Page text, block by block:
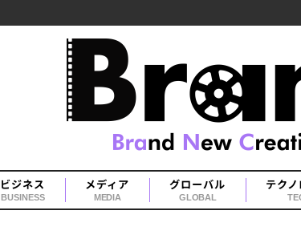
ビジネス
BUSINESS
メディア
MEDIA
グローバル
GLOBAL
テク